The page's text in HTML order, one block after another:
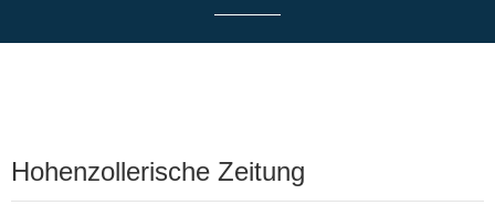
Hohenzollerische Zeitung